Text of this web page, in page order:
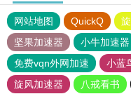
网站地图 QuickQ
坚果加速器
小牛加速器
免费vqn外网加速
小蓝
旋风加速器
八戒看书